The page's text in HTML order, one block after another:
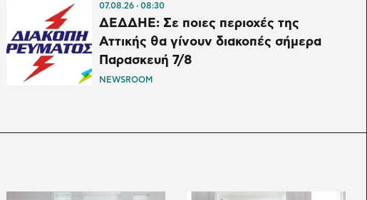
07.08.26 08:30
ΔΕΔΔΗΕ: Σε ποιες περιοχές της
Αττικής θα γίνουν διακοπές σήμερα
Παρασκευή 7/8
NEWSROOM